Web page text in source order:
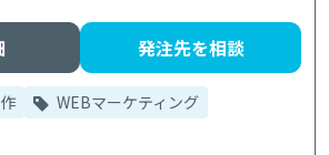
発注先を相談
WEBマーケティング